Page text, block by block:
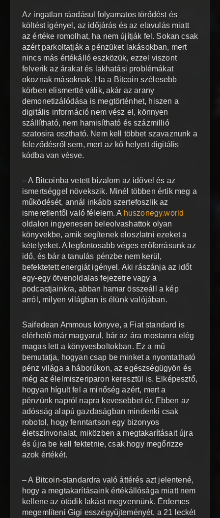
Az ingatlan ráadásul folyamatos törődést és
költést igényel, az időjárás és az elavulás miatt
az értéke romolhat, ha nem újítják fel. Sokan csak
azért parkoltatják a pénzüket lakásokban, mert
nincs más értékálló eszközük, ezzel viszont
felverik az árakat és lakhatási problémákat
okoznak másoknak. Ha a Bitcoin szélesebb
körben elismertté válik, akár az arany
demonetizálódása is megtörténhet, hiszen a
digitális információ nem vész el, könnyen
szállítható, nem hamisítható és százmillió
szatosira osztható. Nem kell többet szavaznunk a
feleződésről sem, mert az kő helyett digitális
kódba van vésve.
– A Bitcoinba vetett bizalom az idővel és az
ismertséggel növekszik. Minél többen értik meg a
működését, annál inkább szertefoszlik az
ismeretlentől való félelem. A huszonegy.world
oldalon ingyenesen beleolvashattok olyan
könyvekbe, amik segítenek eloszlatni ezeket a
kételyeket. A legfontosabb véges erőforrásunk az
idő, és bár a tanulás pénzbe nem kerül,
befektetett energiát igényel. Aki rászánja az időt
egy-egy ötvenoldalas fejezetre vagy a
podcastjainkra, abban hamar összeáll a kép
arról, milyen világban is élünk valójában.
Saifedean Ammous könyve, a Fiat standard is
elérhető már magyarul, bár az ára mostanra elég
magas lett a könyvesboltokban. Ez a mű
bemutatja, hogyan csap be minket a nyomtatható
pénz világa a háborúkon, az egészségügyön és
még az élelmiszeriparon keresztül is. Elképesztő,
hogyan hígult fel a minőség azért, mert a
pénzünk napról napra kevesebbet ér. Ebben az
adósság alapú gazdaságban mindenki csak
robotol, hogy fenntartson egy bizonyos
életszínvonalat, miközben a megtakarításait újra
és újra be kell fektetnie, csak hogy megőrizze
azok értékét.
– A Bitcoin-standardra való áttérés azt jelentené,
hogy a megtakarításaink értékállósága miatt nem
kellene az ötödik lakást megvennünk. Érdemes
megemlíteni Gigi esszégyűjteményét, a 21 leckét